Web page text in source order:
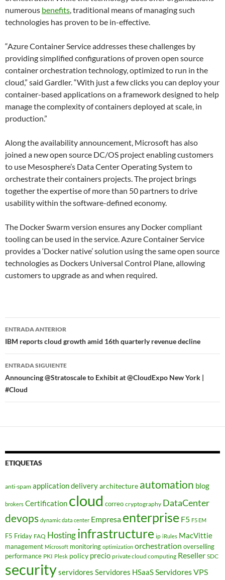
numerous benefits, traditional means of managing such
technologies has proven to be in-effective.
“Azure Container Service addresses these challenges by
providing simplified configurations of proven open source
container orchestration technology, optimized to run in the
cloud,” said Gardler. “With just a few clicks you can deploy your
container-based applications on a framework designed to help
manage the complexity of containers deployed at scale, in
production.”
Along the availability announcement, Microsoft has also
joined a new open source DC/OS project enabling customers
to use Mesosphere’s Data Center Operating System to
orchestrate their containers projects. The project brings
together the expertise of more than 50 partners to drive
usability within the software-defined economy.
The Docker Swarm version ensures any Docker compliant
tooling can be used in the service. Azure Container Service
provides a ‘Docker native’ solution using the same open source
technologies as Dockers Universal Control Plane, allowing
customers to upgrade as and when required.
Navegador
de
entradas
ENTRADA ANTERIOR
IBM reports cloud growth amid 16th quarterly revenue decline
ENTRADA SIGUIENTE
Announcing @Stratoscale to Exhibit at @CloudExpo New York |
#Cloud
ETIQUETAS
anti-spam application deliveryarchitecture automation blog
brokers Certification cloud correo cryptography DataCenter
devops dynamic data center Empresa enterprise F5 F5 EM
F5 Friday FAQ Hostinginfrastructure ip iRules MacVittie
management Microsoft monitoring optimization orchestration overselling
performance PKI Plesk policy precio private cloud computing Reseller SDC
securityservidores Servidores HSaaSServidores VPS